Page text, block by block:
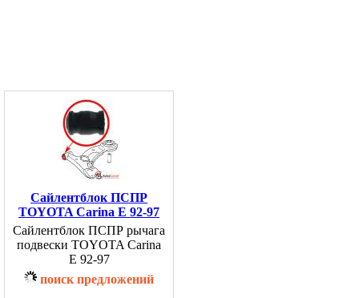
Сайлентблок ПСПР
TOYOTA Carina E 92-97
Сайлентблок ПСПР рычага
подвески TOYOTA Carina
E 92-97
поиск предложений